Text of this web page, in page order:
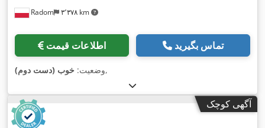
Radom ۳٬۳۷۸ km
اطلاعات قیمت تماس بگیرید
وضعیت: خوب (دست دوم) ,
آگهی کوچک